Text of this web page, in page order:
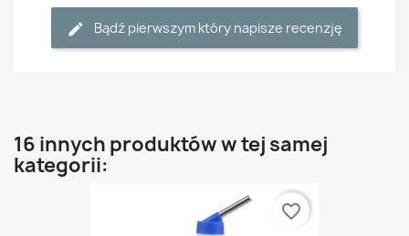
Bądź pierwszym który napisze recenzję
16 innych produktów w tej samej
kategorii:
favorite_border